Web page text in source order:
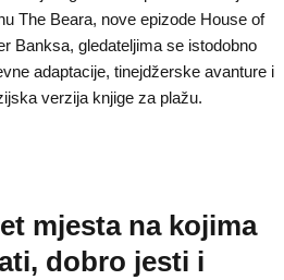
The Beara, nove epizode House of
Banksa, gledateljima se istodobno
adaptacije, tinejdžerske avanture i
verzija knjige za plažu.
mjesta na kojima
dobro jesti i